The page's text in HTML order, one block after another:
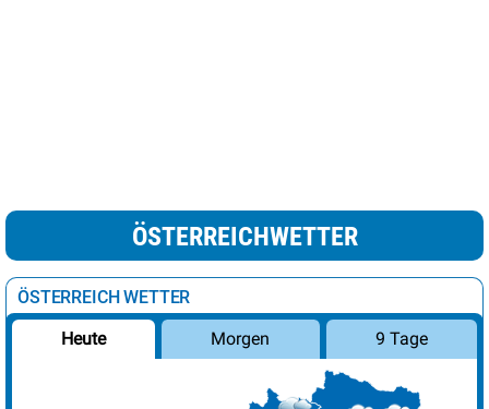
ÖSTERREICHWETTER
ÖSTERREICH WETTER
Heute Morgen 9 Tage